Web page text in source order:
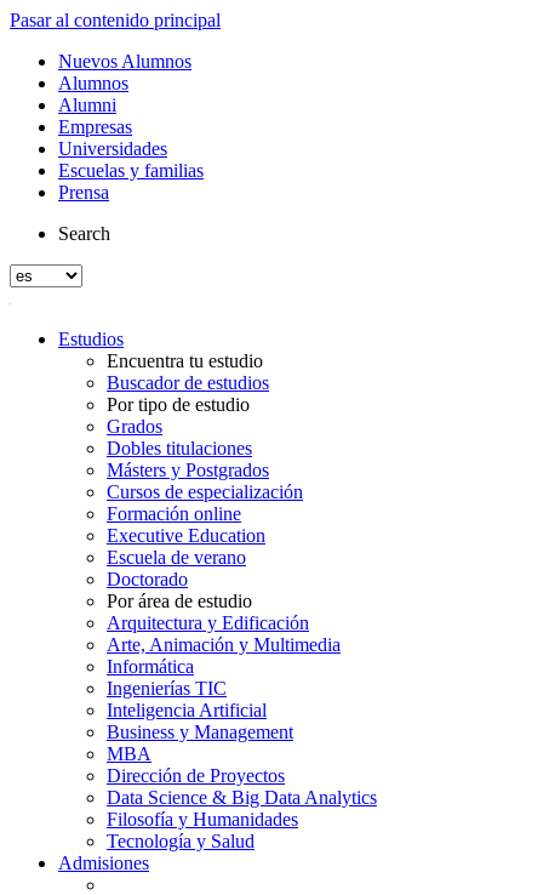
Pasar al contenido principal
Nuevos Alumnos
Alumnos
Alumni
Empresas
Universidades
Escuelas y familias
Prensa
Search
Estudios
Encuentra tu estudio
Buscador de estudios
Por tipo de estudio
Grados
Dobles titulaciones
Másters y Postgrados
Cursos de especialización
Formación online
Executive Education
Escuela de verano
Doctorado
Por área de estudio
Arquitectura y Edificación
Arte, Animación y Multimedia
Informática
Ingenierías TIC
Inteligencia Artificial
Business y Management
MBA
Dirección de Proyectos
Data Science & Big Data Analytics
Filosofía y Humanidades
Tecnología y Salud
Admisiones